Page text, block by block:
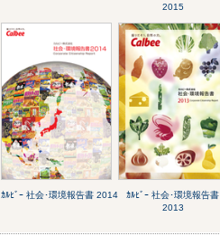
2015
ｶﾙﾋﾞｰ 社会･環境報告書 2014
ｶﾙﾋﾞｰ 社会･環境報告書
2013